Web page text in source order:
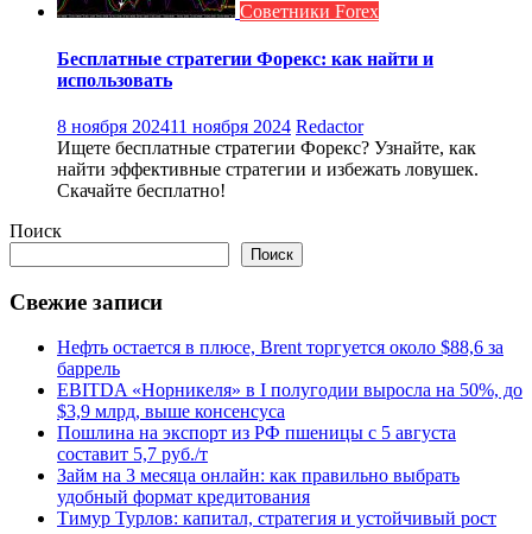
Советники Forex
Бесплатные стратегии Форекс: как найти и
использовать
8 ноября 202411 ноября 2024 Redactor
Ищете бесплатные стратегии Форекс? Узнайте, как
найти эффективные стратегии и избежать ловушек.
Скачайте бесплатно!
Поиск
Поиск
Свежие записи
Нефть остается в плюсе, Brent торгуется около $88,6 за
баррель
EBITDA «Норникеля» в I полугодии выросла на 50%, до
$3,9 млрд, выше консенсуса
Пошлина на экспорт из РФ пшеницы с 5 августа
составит 5,7 руб./т
Займ на 3 месяца онлайн: как правильно выбрать
удобный формат кредитования
Тимур Турлов: капитал, стратегия и устойчивый рост